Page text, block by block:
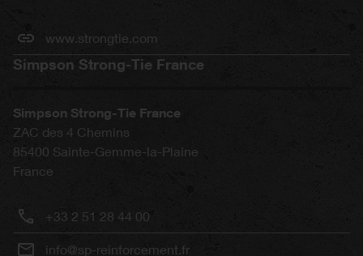
www.strongtie.com
Simpson Strong-Tie France
Simpson Strong-Tie France
ZAC des 4 Chemins
85400 Sainte-Gemme-la-Plaine
France
+33 2 51 28 44 00
info@sp-reinforcement.fr